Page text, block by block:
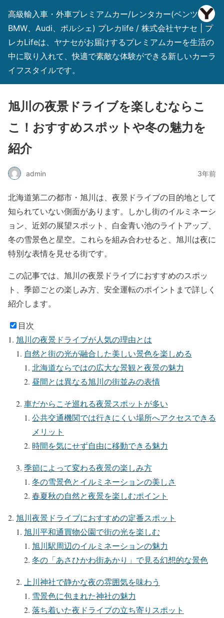
高級輸入車・外車プレミアムカー/レンタカー(ベンツ、
BMW、Audi、ポルシェ) プレカlife / 株式会社ヤナセ | プ
レカLifeは、ヤナセがお届けするプレミアムカーを生活の
中に取り入れて、快適で素敵な体験ができる新しいカーラ
イフスタイルです。
旭川の夜景ドライブを楽しむならこ
こ！おすすめスポットや冬の魅力を
紹介
admin 3年前
北海道第二の都市・旭川は、夜景ドライブの目的地として
知られていない側面があります。しかし街のイルミネーシ
ョン、近郊の展望スポット、白金青い池のライトアップ、
冬の雪景色と星空。これらを組み合わせると、旭川は夜に
特別な表情を見せる街です。
この記事では、旭川の夜景ドライブにおすすめのスポッ
ト、季節ごとの楽しみ方、安全運転のポイントまで詳しく
紹介します。
目次
旭川の夜景ドライブが人気の理由とは
自然と街の光が融合した美しい景色を楽しめる
北海道ならではの広大な景観と夜景の魅力
昼間とは異なる旭川の街並みの表情
車だからこそ巡れる夜景スポットが多い
公共交通機関では行きにくい場所へアクセスできる
メリット
時間を気にせず自由に移動できる魅力
季節によって変わる夜景の楽しみ方
冬の雪景色とイルミネーションの美しさ
春夏秋の自然と夜景を楽しむポイント
旭川夜景ドライブにおすすめの定番スポット
旭川平和通買物公園で街の光を楽しむ
旭川駅周辺のイルミネーションの魅力
冬の「あさひかわ街あかり」で見る幻想的な景色
上川神社で静かな夜の雰囲気を味わう
雪景色に包まれた神社の魅力
落ち着いた夜ドライブの立ち寄りスポット